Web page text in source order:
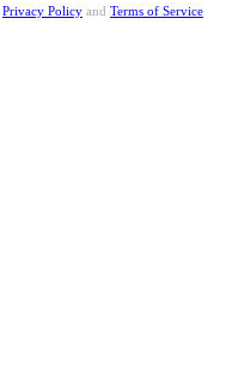
Privacy Policy and Terms of Service